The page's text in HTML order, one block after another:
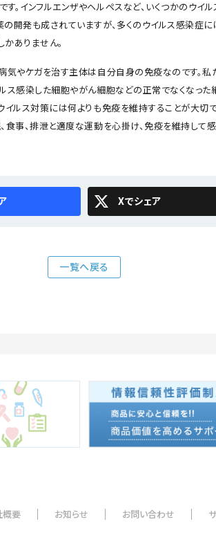
。インフルエンザやヘルペスなど、いくつかのウイ
開発も成されていますが、多くのウイルス感染症に
ありません。
気やケガを治す主体は自分自身の免疫なのです。私
ス感染した細胞やがん細胞などの正常でなくなった
イルス対策には何よりも免疫を維持することが大切
食事、排泄と適度な運動を心掛け、免疫を維持して
X
一覧へ戻る
概要 お知らせ お問い合わせ